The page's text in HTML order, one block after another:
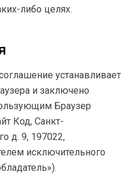
либо целях.
устанавливает
и заключено
Браузер
Код, Санкт-
д. 9, 197022,
исключительного